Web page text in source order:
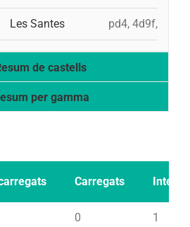
Les Santes pd4, 4d9f,
de castells
per gamma
Carregats Intents
0 1